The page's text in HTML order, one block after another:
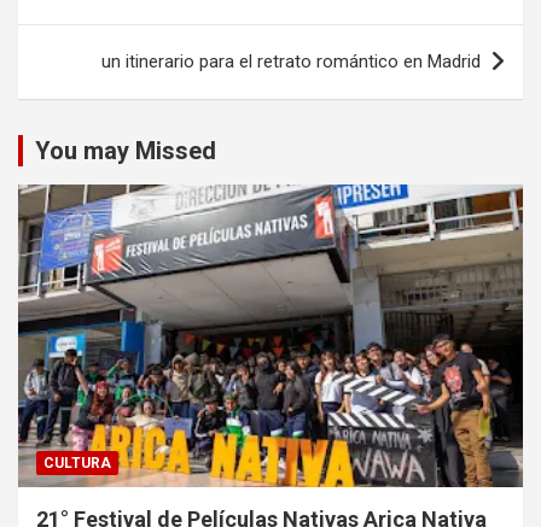
entradas
un itinerario para el retrato romántico en Madrid
You may Missed
CULTURA
21° Festival de Películas Nativas Arica Nativa